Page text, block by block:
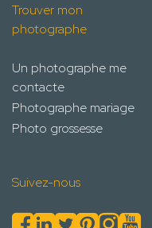
Trouver mon
photographe
Un photographe me
contacte
Photographe mariage
Photo grossesse
Suivez-nous